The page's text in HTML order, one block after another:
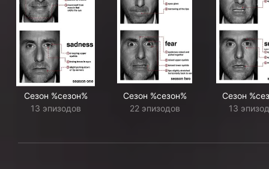
Сезон %сезон%
13 эпизодов
Сезон %сезон%
22 эпизодов
Сезон
13